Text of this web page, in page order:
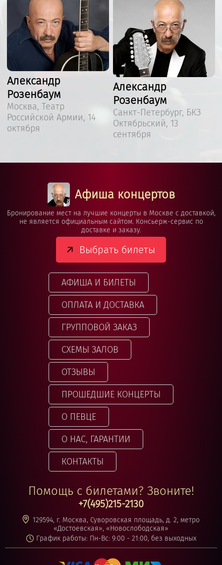
Александр
Розенбаум
Москва, Театр
Российской Армии, 14
октября
Александр
Розенбаум
Санкт-Петербург, БКЗ
Октябрьский, 13
сентября
Афиша концертов
Бронирование мест на лучшие концерты в Москве с доставкой,
не является официальным сайтом. Консьерж-сервис по
доставке и заказу.
Выбрать билеты
АФИША И БИЛЕТЫ
ОПЛАТА И ДОСТАВКА
ГРУППОВОЙ ЗАКАЗ
СХЕМЫ ЗАЛОВ
ОТЗЫВЫ
ПРОШЕДШИЕ КОНЦЕРТЫ
О ПЕВЦЕ
О НАС, ГАРАНТИИ
КОНТАКТЫ
Помощь с билетами? Звоните!
+7(495)215-2130
129594, г. Москва, Суворовская площадь, д. 2, метро
«Достоевская», «Новослободская»
График работы: Пн-Вс: 9:00 - 21:00, без выходных